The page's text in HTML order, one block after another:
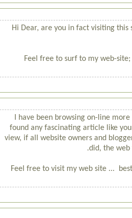
Hi Dear, are you in fact visiting
Feel free to surf to my web-
I have been browsing on-line
found any fascinating article like
view, if all website owners and
did, the
Feel free to visit my web site ...